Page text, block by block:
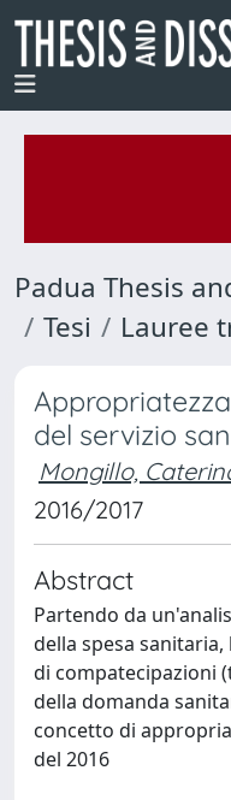
Padua Thesis
Tesi
Lauree
del servizio
Mongillo,
2016/2017
Abstract
Partendo da
della spesa
di compatecipazioni
della domanda
concetto di
del 2016